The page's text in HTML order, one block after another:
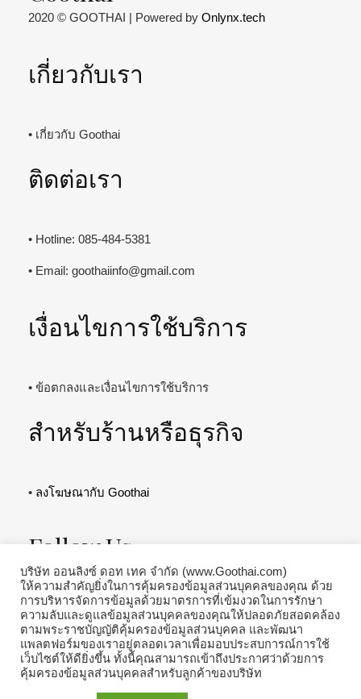
2020 © GOOTHAI | Powered by Onlynx.tech
เกี่ยวกับเรา
• เกี่ยวกับ Goothai
ติดต่อเรา
• Hotline: 085-484-5381
• Email: goothaiinfo@gmail.com
เงื่อนไขการใช้บริการ
• ข้อตกลงและเงื่อนไขการใช้บริการ
สำหรับร้านหรือธุรกิจ
• ลงโฆษณากับ Goothai
Follow Us
บริษัท ออนลิงซ์ ดอท เทค จำกัด (www.Goothai.com)
ให้ความสำคัญยิ่งในการคุ้มครองข้อมูลส่วนบุคคลของคุณ ด้วย
การบริหารจัดการข้อมูลด้วยมาตรการที่เข้มงวดในการรักษา
ความลับและดูแลข้อมูลส่วนบุคคลของคุณให้ปลอดภัยสอดคล้อง
ตามพระราชบัญญัติคุ้มครองข้อมูลส่วนบุคคล และพัฒนา
แพลตฟอร์มของเราอยู่ตลอดเวลาเพื่อมอบประสบการณ์การใช้
เว็บไซต์ให้ดียิ่งขึ้น ทั้งนี้คุณสามารถเข้าถึงประกาศว่าด้วยการ
คุ้มครองข้อมูลส่วนบุคคลสำหรับลูกค้าของบริษัท